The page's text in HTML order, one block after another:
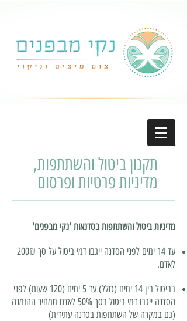
תקנון ביטול והשתתפות,
מדיניות פרטיות ופרסום
מדיניות ביטול והשתתפות בסדנאות 'נקי מבפנים'
עד 14 ימים לפני הסדנה ייגבו דמי בי
טול על סך 200₪
לאדם.
בביטול בין 14 ימים (כולל) עד 5 ימים (120 שעות) לפני
הסדנה ייגבו דמי ביטול בסך 50% לאדם ממחיר ההזמנה
(גם במקרה של השתתפות בסדנה עתידית)